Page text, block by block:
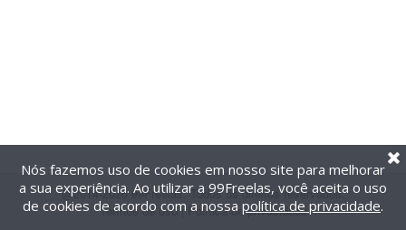
@2014-2026 99Freelas. Todos os direitos reservados.
Termos de uso| Política de privacidade
Nós fazemos uso de cookies em nosso site para melhorar
a sua experiência. Ao utilizar a 99Freelas, você aceita o uso
de cookies de acordo com a nossa política de privacidade.